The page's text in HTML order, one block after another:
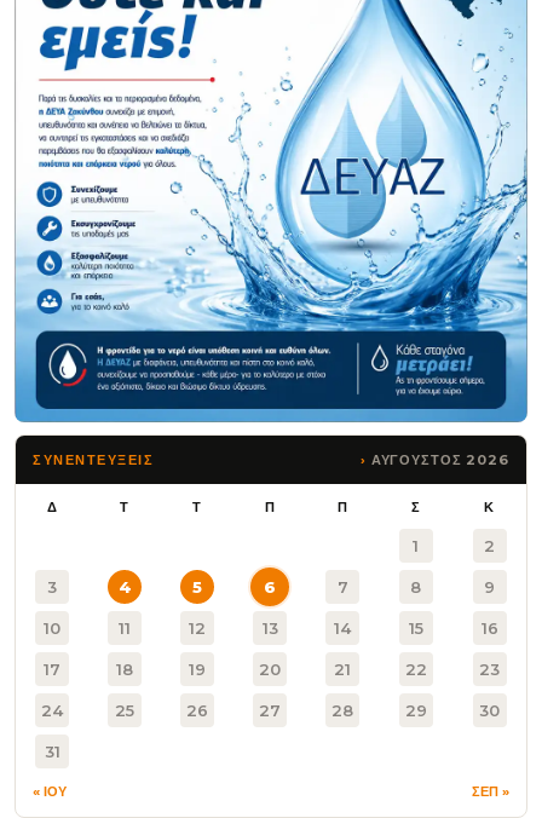
ΣΥΝΕΝΤΕΥΞΕΙΣ ΑΥΓΟΥΣΤΟΣ 2026
Δ Τ Τ Π Π Σ Κ
1 2
3 4 5 6 7 8 9
10 11 12 13 14 15 16
17 18 19 20 21 22 23
24 25 26 27 28 29 30
31
« ΙΟΥ ΣΕΠ »